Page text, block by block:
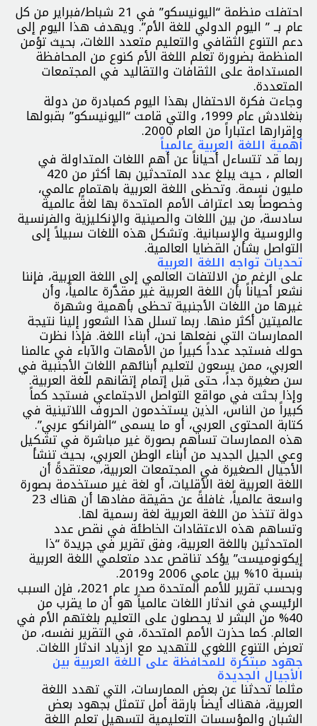
احتفلت منظمة “اليونيسكو” في 21 شباط/فبراير من كل
عام بــ ” اليوم الدولي للغة الأم”. ويهدف هذا اليوم إلى
دعم التنوع الثقافي والتعليم متعدد اللغات، بحيث تؤمن
المنظمة بضرورة تعلم اللغة الأم كنوع من المحافظة
المستدامة على الثقافات والتقاليد في المجتمعات
المتعددة.
وجاءت فكرة الاحتفال بهذا اليوم كمبادرة من دولة
بنغلادش عام 1999، والتي قامت “اليونيسكو” بقبولها
وإقرارها اعتباراً من العام 2000.
أهمية اللغة العربية عالمياً
ربما قد تتساءل أحياناً عن أهم اللغات المتداولة في
العالم ، حيث يبلغ عدد المتحدثين بها أكثر من 420
مليون نسمة. وتحظى اللغة العربية باهتمام عالمي،
وخصوصاً بعد اعتراف الأمم المتحدة بها لغةً عالمية
سادسة، من بين اللغات والصينية والإنكليزية والفرنسية
والروسية والإسبانية. وتشكل هذه اللغات سبيلاً إلى
التواصل بشأن القضايا العالمية.
تحديات تواجه اللغة العربية
على الرغم من الالتفات العالمي إلى اللغة العربية، فإننا
نشعر أحياناً بأن اللغة العربية غير مقدَّرة عالمياً، وأن
غيرها من اللغات الأجنبية تحظى بأهمية وشهرة
عالميتين أكثر منها. ربما تسلل هذا الشعور إلينا نتيجة
الممارسات التي نفعلها نحن، أبناء اللغة. فإذا نظرت
حولك فستجد عدداً كبيراً من الأمهات والآباء في عالمنا
العربي، ممن يسعون لتعليم أبنائهم اللغات الأجنبية في
سن صغيرة جداً، حتى قبل إتمام إتقانهم للّغة العربية.
وإذا بحثت في مواقع التواصل الاجتماعي فستجد كماً
كبيراً من الناس، الذين يستخدمون الحروف اللاتينية في
كتابة المحتوى العربي، أو ما يسمى “الفرانكو عربي”.
هذه الممارسات تساهم بصورة غير مباشرة في تشكيل
وعي الجيل الجديد من أبناء الوطن العربي، بحيث تنشأ
الأجيال الصغيرة في المجتمعات العربية، معتقدةً أن
اللغة العربية لغة الأقليات، أو لغة غير مستخدمة بصورة
واسعة عالمياً، غافلةً عن حقيقة مفادها أن هناك 23
دولة تتخذ من اللغة العربية لغة رسمية لها.
وتساهم هذه الاعتقادات الخاطئة في نقص عدد
المتحدثين باللغة العربية، وفق تقرير في جريدة “ذا
إيكونوميست” يؤكد تناقص عدد متعلمي اللغة العربية
بنسبة 10% بين عامي 2006 و2019.
وبحسب تقرير للأمم المتحدة صدر عام 2021، فإن السبب
الرئيسي في اندثار اللغات عالمياً هو أن ما يقرب من
40% من البشر لا يحصلون على التعليم بلغتهم الأم في
العالم. كما حذرت الأمم المتحدة، في التقرير نفسه، من
تعرض التنوع اللغوي للتهديد مع ازدياد اندثار اللغات.
جهود مبتكرة للمحافظة على اللغة العربية بين
الأجيال الجديدة
مثلما تحدثنا عن بعض الممارسات، التي تهدد اللغة
العربية، فهناك أيضاً بارقة أمل تتمثل بجهود بعض
الشبان والمؤسسات التعليمية لتسهيل تعلم اللغة